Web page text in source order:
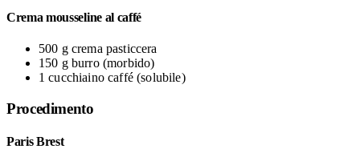
Crema mousseline al caffé
500 g crema pasticcera
150 g burro (morbido)
1 cucchiainocaffé (solubile)
Procedimento
Paris Brest